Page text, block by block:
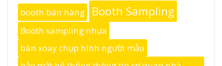
booth bán hàng Booth Sampling
Booth sampling nhựa
bàn xoay chụp hình người mẫu